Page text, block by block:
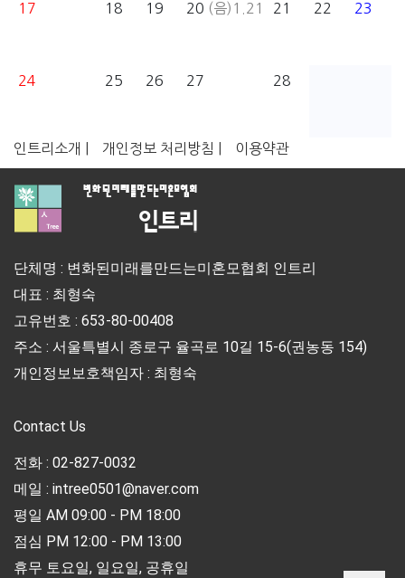
17 18 19 20 (음)1.21 21 22 23
24 25 26 27 28
인트리소개 | 개인정보 처리방침 | 이용약관
단체명 : 변화된미래를만드는미혼모협회 인트리
대표 : 최형숙
고유번호 : 653-80-00408
주소 : 서울특별시 종로구 율곡로 10길 15-6(권농동 154)
개인정보보호책임자 : 최형숙
Contact Us
전화 : 02-827-0032
메일 : intree0501@naver.com
평일 AM 09:00 - PM 18:00
점심 PM 12:00 - PM 13:00
휴무 토요일, 일요일, 공휴일